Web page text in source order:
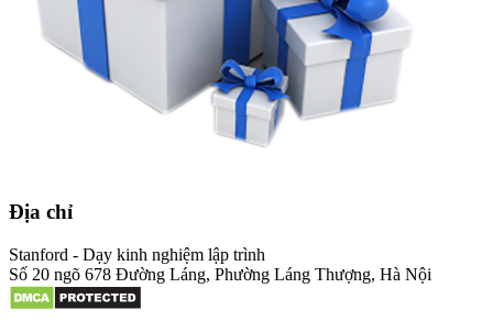
Địa chỉ
Stanford - Dạy kinh nghiệm lập trình
Số 20 ngõ 678 Đường Láng, Phường Láng Thượng, Hà Nội